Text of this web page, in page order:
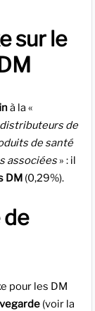
sur le
à la «
de
de santé
associées» : il
DM(0,29%).
de
pour les DM
(voir la